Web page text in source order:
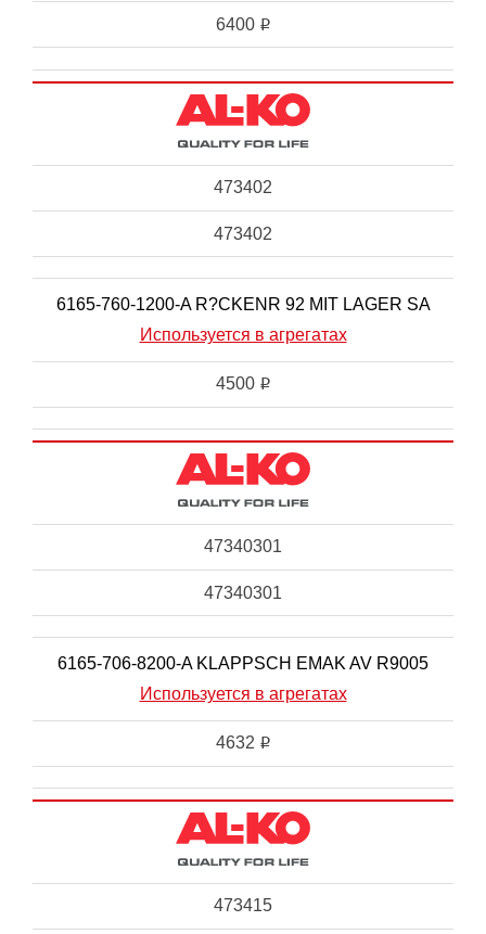
6400 i
473402
473402
6165-760-1200-A R?CKENR 92 MIT LAGER SA
Используется в агрегатах
4500 i
47340301
47340301
6165-706-8200-A KLAPPSCH EMAK AV R9005
Используется в агрегатах
4632 i
473415